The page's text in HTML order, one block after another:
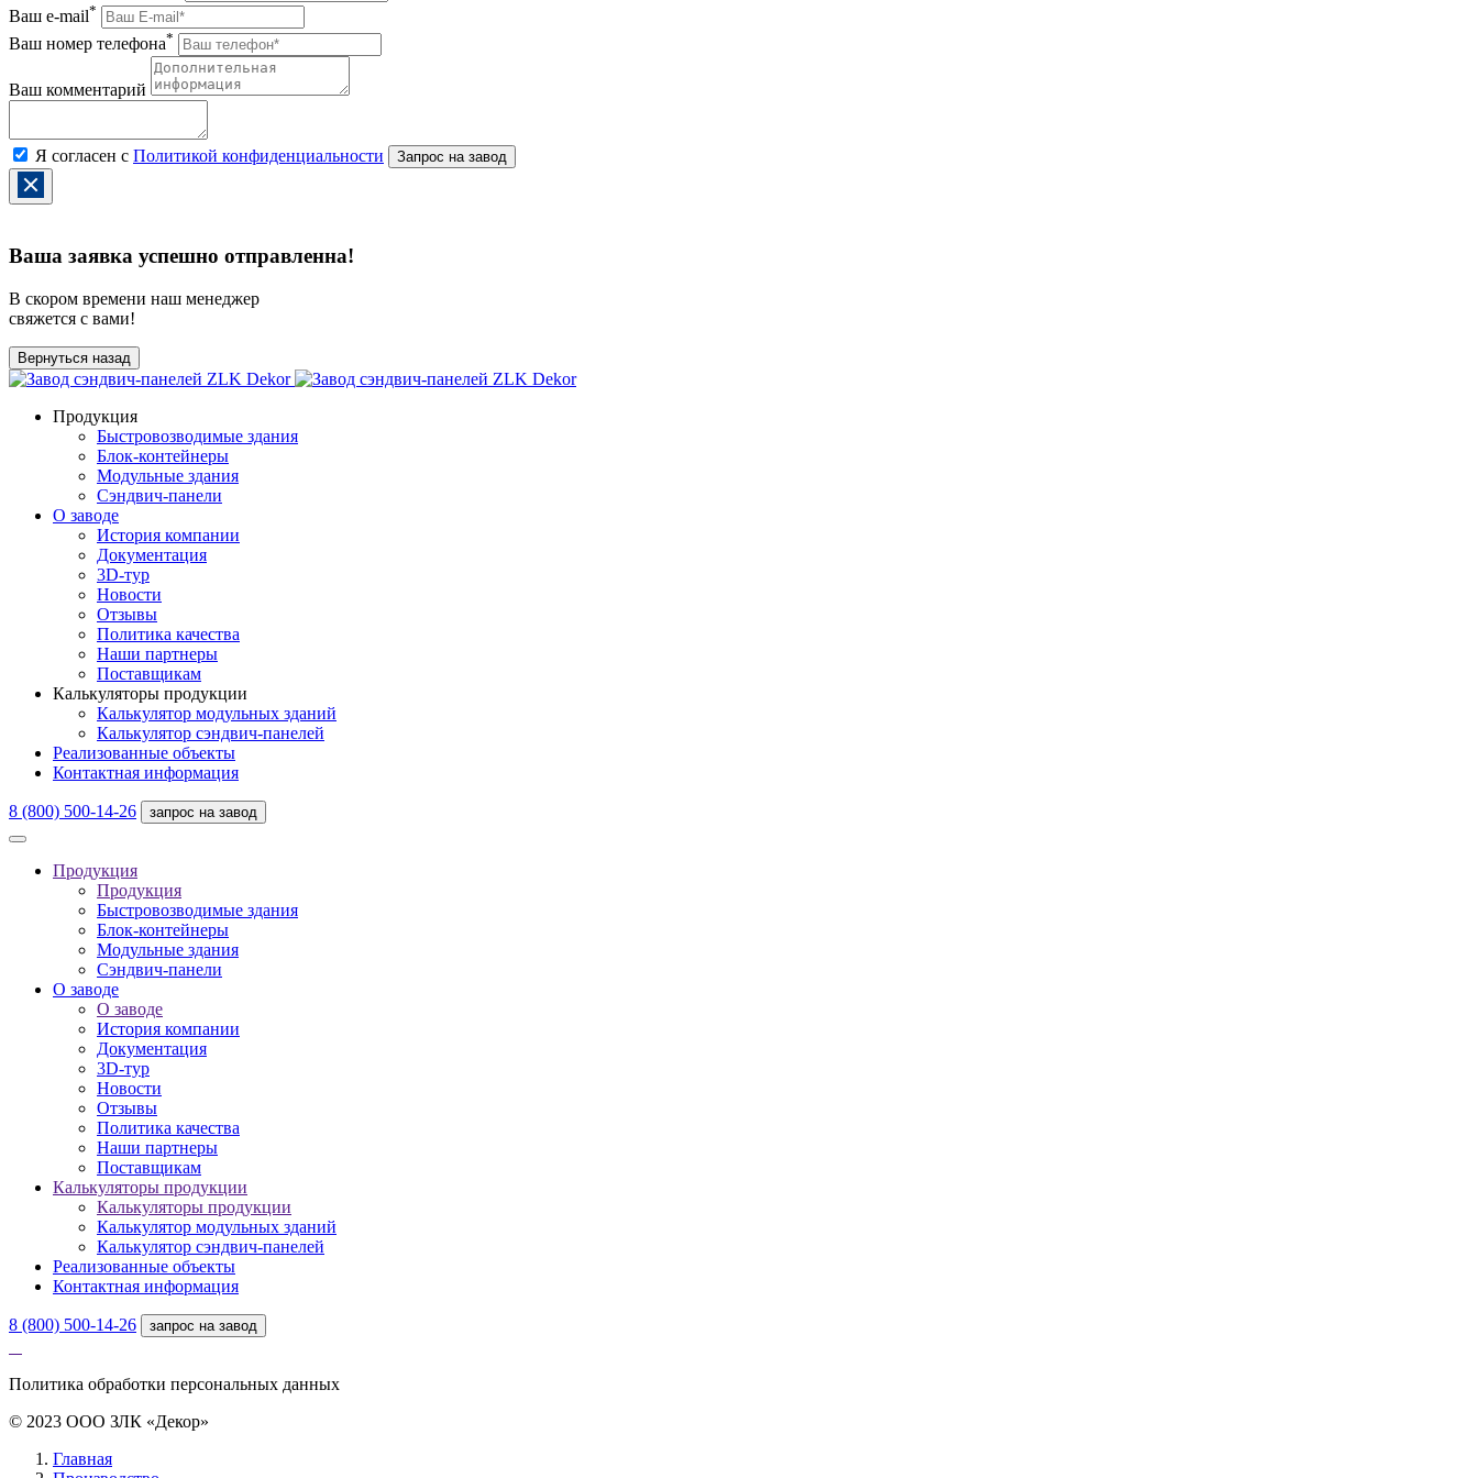
Ваш e-mail*
Ваш номер телефона*
Ваш комментарий
Я согласен с Политикой конфиденциальности
Ваша заявка успешно отправленна!
В скором времени наш менеджер
свяжется с вами!
Вернуться назад
Продукция
Быстровозводимые здания
Блок-контейнеры
Модульные здания
Сэндвич-панели
О заводе
История компании
Документация
3D-тур
Новости
Отзывы
Политика качества
Наши партнеры
Поставщикам
Калькуляторы продукции
Калькулятор модульных зданий
Калькулятор сэндвич-панелей
Реализованные объекты
Контактная информация
8 (800) 500-14-26 запрос на завод
Продукция
Продукция
Быстровозводимые здания
Блок-контейнеры
Модульные здания
Сэндвич-панели
О заводе
О заводе
История компании
Документация
3D-тур
Новости
Отзывы
Политика качества
Наши партнеры
Поставщикам
Калькуляторы продукции
Калькуляторы продукции
Калькулятор модульных зданий
Калькулятор сэндвич-панелей
Реализованные объекты
Контактная информация
8 (800) 500-14-26 запрос на завод
Политика обработки персональных данных
© 2023 ООО ЗЛК «Декор»
Главная